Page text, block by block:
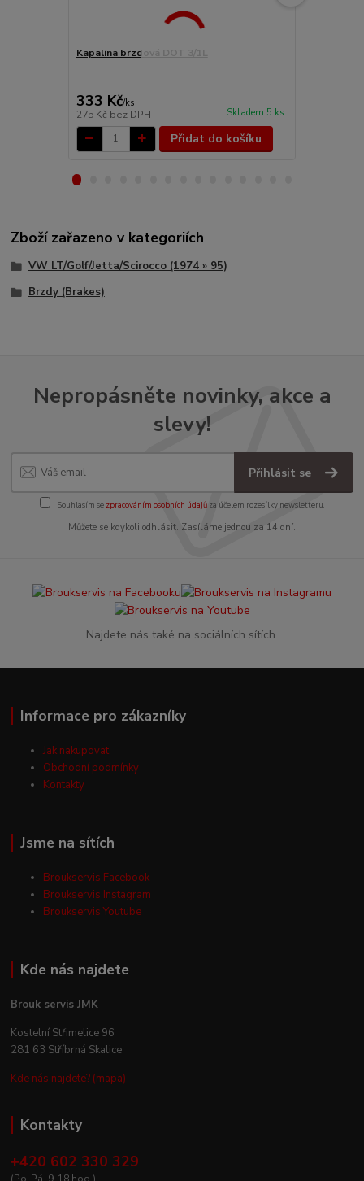
Kapalina brzdová DOT 3/1L
333 Kč/ks
275 Kč bez DPH Skladem 5 ks
Přidat do košíku
Zboží zařazeno v kategoriích
VW LT/Golf/Jetta/Scirocco (1974 » 95)
Brzdy (Brakes)
Nepropásněte novinky, akce a
slevy!
Přihlásit se
Souhlasím se zpracováním osobních údajůza účelem rozesílky newsletteru.
Můžete se kdykoli odhlásit. Zasíláme jednou za 14 dní.
Najdete nás také na sociálních sítích.
Informace pro zákazníky
Jak nakupovat
Obchodní podmínky
Kontakty
Jsme na sítích
Broukservis Facebook
Broukservis Instagram
Broukservis Youtube
Kde nás najdete
Brouk servis JMK
Kostelní Střimelice 96
281 63 Stříbrná Skalice
Kde nás najdete? (mapa)
Kontakty
+420 602 330 329